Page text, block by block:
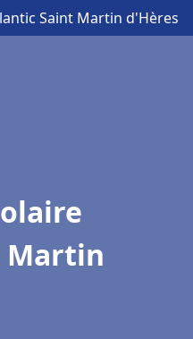
Saint Martin d'Hères
Martin